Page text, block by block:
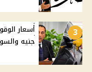
3
جنيه والسولار